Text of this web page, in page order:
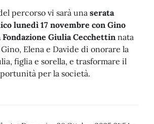
percorso vi sarà una serata
lunedì 17 novembre con Gino
Giulia Cecchettin nata
Elena e Davide di onorare la
figlia e sorella, e trasformare il
per la società.